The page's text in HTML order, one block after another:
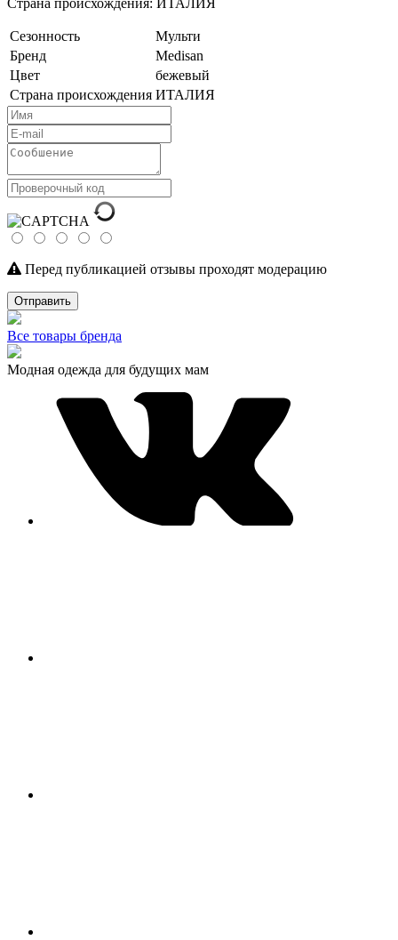
Сезонность
Мульти
Бренд
Medisan
Цвет
бежевый
Страна происхождения ИТАЛИЯ
Перед публикацией отзывы проходят модерацию
Отправить
Все товары бренда
Модная одежда для будущих мам